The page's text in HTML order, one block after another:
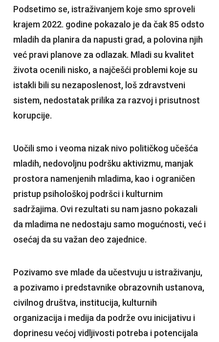
Podsetimo se, istraživanjem koje smo sproveli
krajem 2022. godine pokazalo je da čak 85 odsto
mladih da planira da napusti grad, a polovina njih
već pravi planove za odlazak. Mladi su kvalitet
života ocenili nisko, a najčešći problemi koje su
istakli bili su nezaposlenost, loš zdravstveni
sistem, nedostatak prilika za razvoj i prisutnost
korupcije.
Uočili smo i veoma nizak nivo političkog učešća
mladih, nedovoljnu podršku aktivizmu, manjak
prostora namenjenih mladima, kao i ograničen
pristup psihološkoj podršci i kulturnim
sadržajima. Ovi rezultati su nam jasno pokazali
da mladima ne nedostaju samo mogućnosti, već i
osećaj da su važan deo zajednice.
Pozivamo sve mlade da učestvuju u istraživanju,
a pozivamo i predstavnike obrazovnih ustanova,
civilnog društva, institucija, kulturnih
organizacija i medija da podrže ovu inicijativu i
doprinesu većoj vidljivosti potreba i potencijala